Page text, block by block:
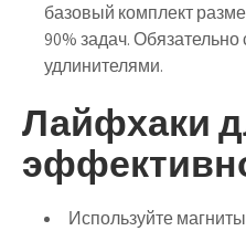
базовый комплект
90% задач. Обязательно
удлинителями.
Лайфхаки
Используйте